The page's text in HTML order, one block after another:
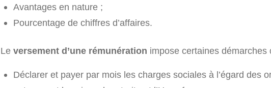
Avantages en nature ;
Pourcentage de chiffres d’affaires.
Le versement d’une rémunération impose certaines démarches
Déclarer et payer par mois les charges sociales à l’égard des